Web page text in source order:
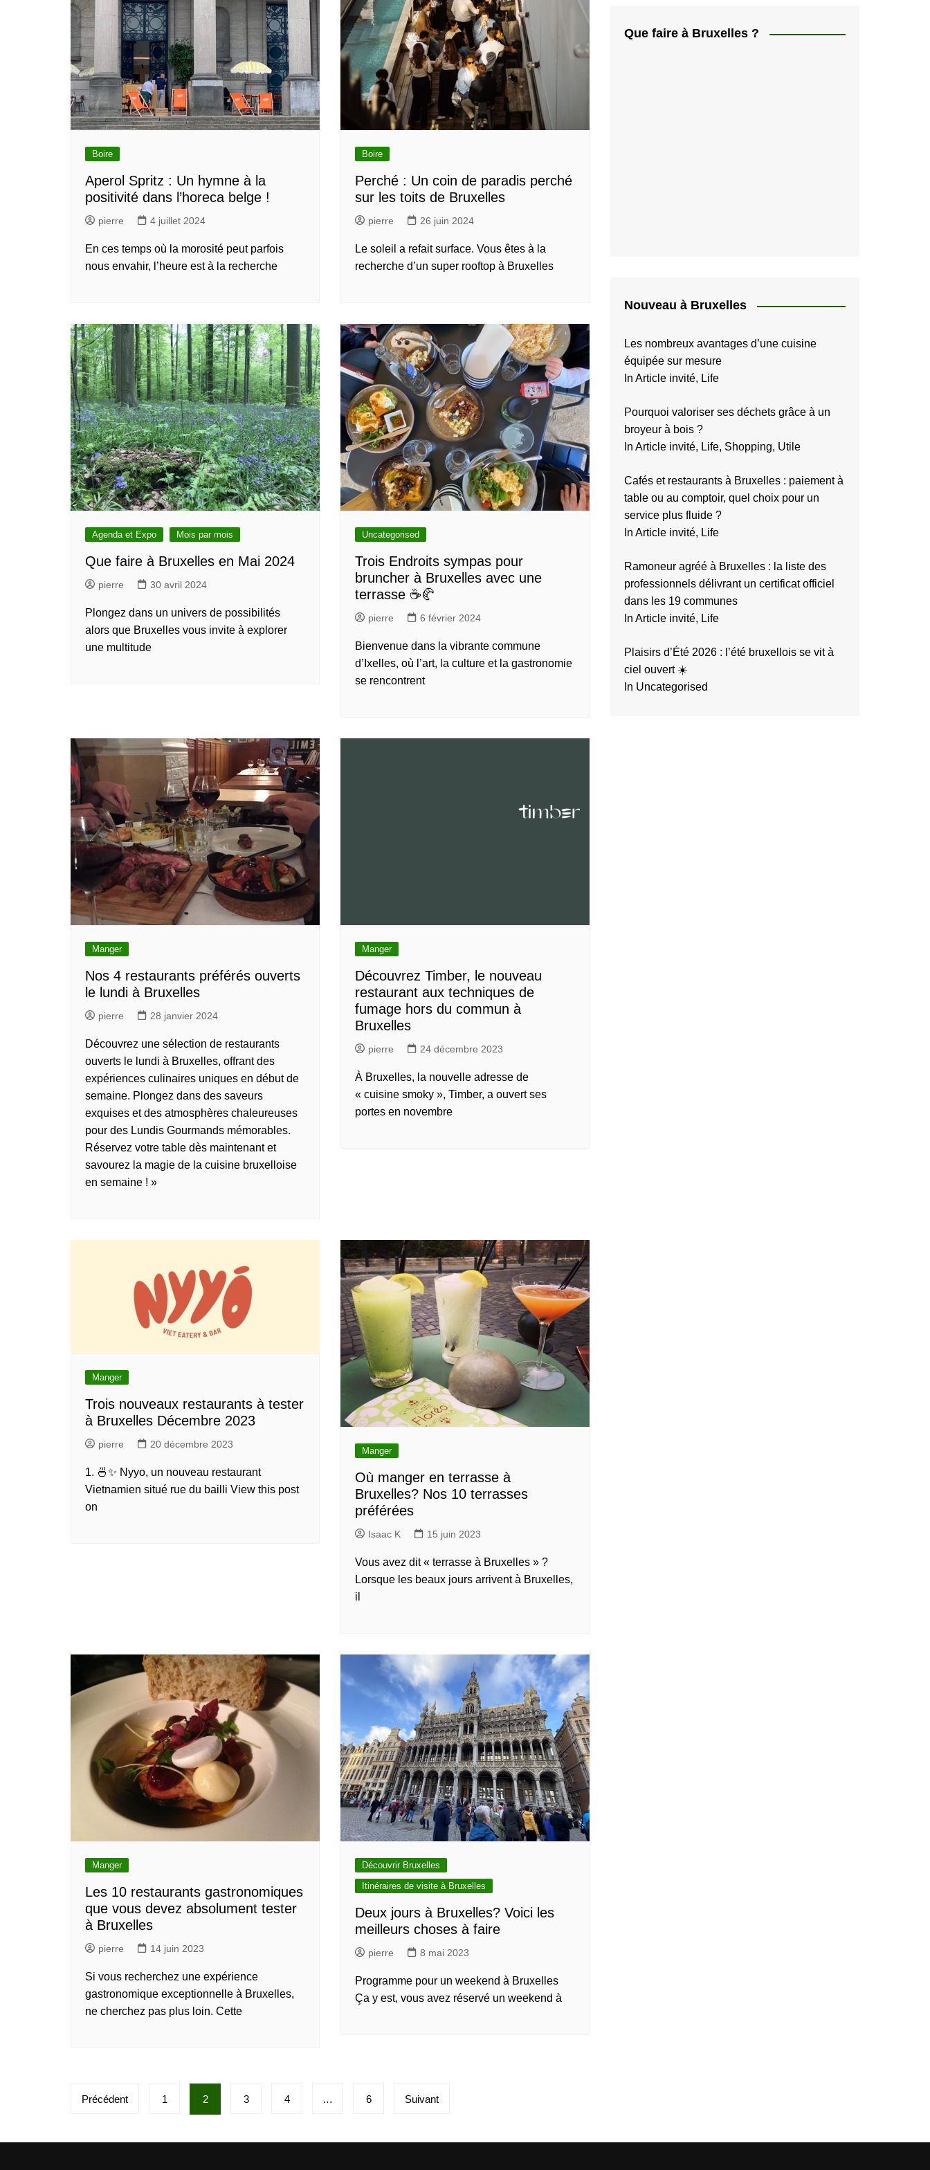
Bruxelles quand il pleut
Les meilleurs endroits de
Bruxelles
Brusselslife
Acheter en ligne à Bruxelles
Acheter local à Bruxelles
Bruxelles BIO!
💰 Activités gratuites à
Bruxelles
🏛️ Monuments et attractions
touristiques
Découvrez les
meilleurs monuments et attractions
touristiques à visiter et voir à
Bruxelles
🌳 Nature, Parcs et Jardin à
Galleries
meilleurs musées et galleries à
Visiter à Bruxelles
日本人
Boire
Aperol Spritz : Un hymne à la
positivité dans l’horeca belge !
pierre 4 juillet 2024
En ces temps où la morosité peut parfois
nous envahir, l’heure est à la recherche
Boire
Perché : Un coin de paradis perché
sur les toits de Bruxelles
pierre 26 juin 2024
Le soleil a refait surface. Vous êtes à la
recherche d’un super rooftop à Bruxelles
Agenda et Expo Mois par mois
Que faire à Bruxelles en Mai 2024
pierre 30 avril 2024
Plongez dans un univers de possibilités
alors que Bruxelles vous invite à explorer
une multitude
Uncategorised
Trois Endroits sympas pour
bruncher à Bruxelles avec une
terrasse ☕🥐
pierre 6 février 2024
Bienvenue dans la vibrante commune
d’Ixelles, où l’art, la culture et la gastronomie
se rencontrent
Manger
Nos 4 restaurants préférés ouverts
le lundi à Bruxelles
pierre 28 janvier 2024
Découvrez une sélection de restaurants
ouverts le lundi à Bruxelles, offrant des
expériences culinaires uniques en début de
semaine. Plongez dans des saveurs
exquises et des atmosphères chaleureuses
pour des Lundis Gourmands mémorables.
Réservez votre table dès maintenant et
savourez la magie de la cuisine bruxelloise
en semaine ! »
Manger
Découvrez Timber, le nouveau
restaurant aux techniques de
fumage hors du commun à
Bruxelles
pierre 24 décembre 2023
À Bruxelles, la nouvelle adresse de
« cuisine smoky », Timber, a ouvert ses
portes en novembre
Manger
Trois nouveaux restaurants à tester
à Bruxelles Décembre 2023
pierre 20 décembre 2023
1. 🍜✨ Nyyo, un nouveau restaurant
Vietnamien situé rue du bailli View this post
on
Manger
Où manger en terrasse à
Bruxelles? Nos 10 terrasses
préférées
Isaac K 15 juin 2023
Vous avez dit « terrasse à Bruxelles » ?
Lorsque les beaux jours arrivent à Bruxelles,
il
Manger
Les 10 restaurants gastronomiques
que vous devez absolument tester
à Bruxelles
pierre 14 juin 2023
Si vous recherchez une expérience
gastronomique exceptionnelle à Bruxelles,
ne cherchez pas plus loin. Cette
Découvrir Bruxelles
Itinéraires de visite à Bruxelles
Deux jours à Bruxelles? Voici les
meilleurs choses à faire
pierre 8 mai 2023
Programme pour un weekend à Bruxelles
Ça y est, vous avez réservé un weekend à
P
g
Précédent 1 2 3 4 … 6 Suivant
Que faire à Bruxelles ?
Nouveau à Bruxelles
Les nombreux avantages d’une cuisine
équipée sur mesure
In Article invité, Life
Pourquoi valoriser ses déchets grâce à un
broyeur à bois ?
In Article invité, Life, Shopping, Utile
Cafés et restaurants à Bruxelles : paiement à
table ou au comptoir, quel choix pour un
service plus fluide ?
In Article invité, Life
Ramoneur agréé à Bruxelles : la liste des
professionnels délivrant un certificat officiel
dans les 19 communes
In Article invité, Life
Plaisirs d’Été 2026 : l’été bruxellois se vit à
ciel ouvert ☀️
In Uncategorised